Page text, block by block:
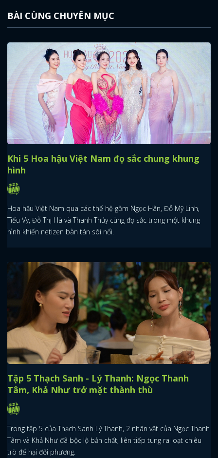
BÀI CÙNG CHUYÊN MỤC
Khi 5 Hoa hậu Việt Nam đọ sắc chung khung
hình
Hoa hậu Việt Nam qua các thế hệ gồm Ngọc Hân, Đỗ Mỹ Linh,
Tiểu Vy, Đỗ Thị Hà và Thanh Thủy cùng đọ sắc trong một khung
hình khiến netizen bàn tán sôi nổi.
Tập 5 Thạch Sanh - Lý Thanh: Ngọc Thanh
Tâm, Khả Như trở mặt thành thù
Trong tập 5 của Thạch Sanh Lý Thanh, 2 nhân vật của Ngọc Thanh
Tâm và Khả Như đã bộc lộ bản chất, liên tiếp tung ra loạt chiêu
trò để hại đối phương.